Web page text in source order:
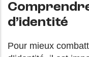
d’identité
Pour mieux